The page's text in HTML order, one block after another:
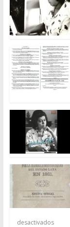
desactivados